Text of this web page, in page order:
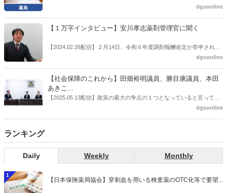
の、薬剤師業界の強い危機感の裏返しといってもいいだろう。本稿で
推進」などが目的とされることが多かった地域フォーミュラリの作
た。医薬品の安定供給確保だ。10月22日に開かれた「日本フォーミュ
飯田市）は、会員薬局から安定供給確保への強い要望があったことを
受け、安定供給確保が見込めるPPI３成分について銘柄を含めて選定
dgsonline
【１万字インタビュー】安川孝志薬剤管理官に聞く
【2024.02.26配信】２月14日、令和６年度調剤報酬改定が答申され
た。本紙では、厚生労働省保険局医療課・薬剤管理官の安川孝志氏
dgsonline
【社会保障のこれから】田畑裕明議員、勝目康議員、本田
あきこ...
【2025.05.13配信】政策の最大の争点の１つとなっていると言っても
よいのが社会保障のこれからのあり方だ。特に与党では、政府関係者
dgsonline
ランキング
Daily Weekly Monthly
1
【日本保険薬局協会】穿刺血を用いる検査薬のOTC化等で要望...